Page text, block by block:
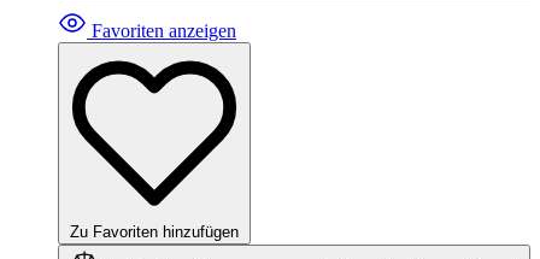
Favoriten anzeigen
Zu Favoriten hinzufügen